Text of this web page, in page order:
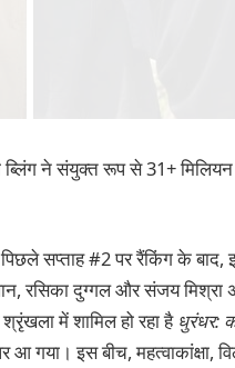
ने संयुक्त रूप से 31+
सप्ताह #2 पर रैंकिंग के बाद,
रसिका दुग्गल और संजय मिश्रा
में शामिल हो रहा है धुरंधर:
इस बीच, महत्वाकांक्षा,